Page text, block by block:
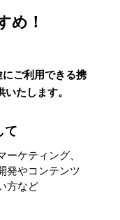
め！
ご利用できる携
たします。
て
ケティング、
発やコンテンツ
方など